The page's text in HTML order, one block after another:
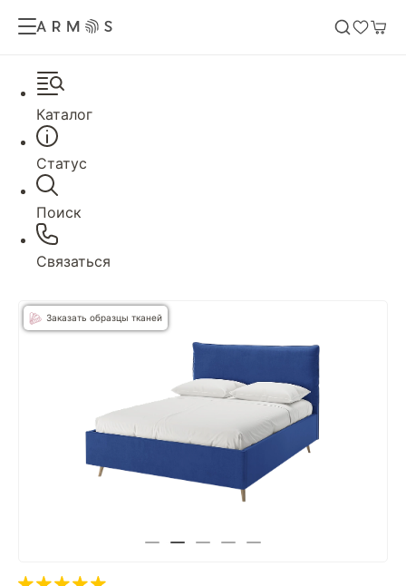
Каталог
Статус
Поиск
Связаться
Заказать образцы тканей